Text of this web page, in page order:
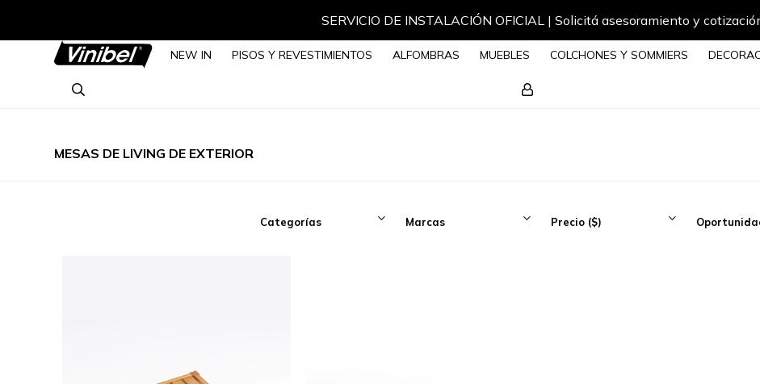
SERVICIO DE INSTALACIÓN OFICIAL | Solicitá asesoramiento y
NEW IN PISOS Y REVESTIMIENTOS ALFOMBRAS MUEBLES COLCHONES Y SOMMIERS
MESAS DE LIVING DE EXTERIOR
Categorías Marcas Precio ($)